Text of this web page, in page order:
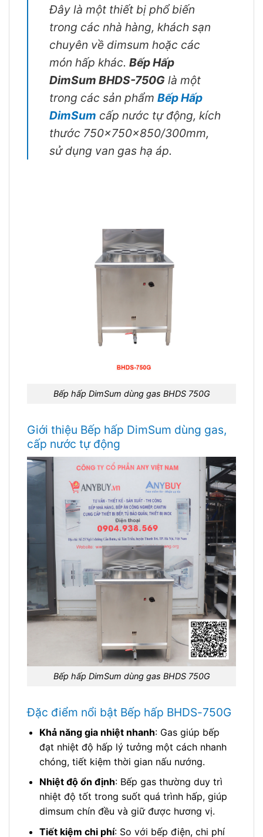
Đây là một thiết bị phổ biến
trong các nhà hàng, khách sạn
chuyên về dimsum hoặc các
món hấp khác. Bếp Hấp
DimSum BHDS-750G là một
trong các sản phẩm Bếp Hấp
DimSum cấp nước tự động, kích
thước 750x750x850/300mm,
sử dụng van gas hạ áp.
Bếp hấp DimSum dùng gas BHDS 750G
Giới thiệu Bếp hấp DimSum dùng gas,
cấp nước tự động
Bếp hấp DimSum dùng gas BHDS 750G
Đặc điểm nổi bật Bếp hấp BHDS-750G
Khả năng gia nhiệt nhanh: Gas giúp bếp
đạt nhiệt độ hấp lý tưởng một cách nhanh
chóng, tiết kiệm thời gian nấu nướng.
Nhiệt độ ổn định: Bếp gas thường duy trì
nhiệt độ tốt trong suốt quá trình hấp, giúp
dimsum chín đều và giữ được hương vị.
Tiết kiệm chi phí: So với bếp điện, chi phí